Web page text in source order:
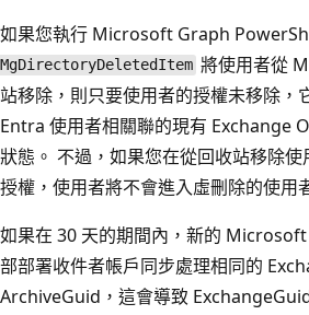
如果您執行 Microsoft Graph
MgDirectoryDeletedItem 將使用者從
站移除，則只要使用者的授權未移除
Entra 使用者相關聯的現有 Exchange
狀態。 不過，如果您在從回收站移除
授權，使用者將不會進入虛刪除的使用
如果在 30 天的期間內，新的
部部署收件者帳戶同步處理相同的
ArchiveGuid，這會導致